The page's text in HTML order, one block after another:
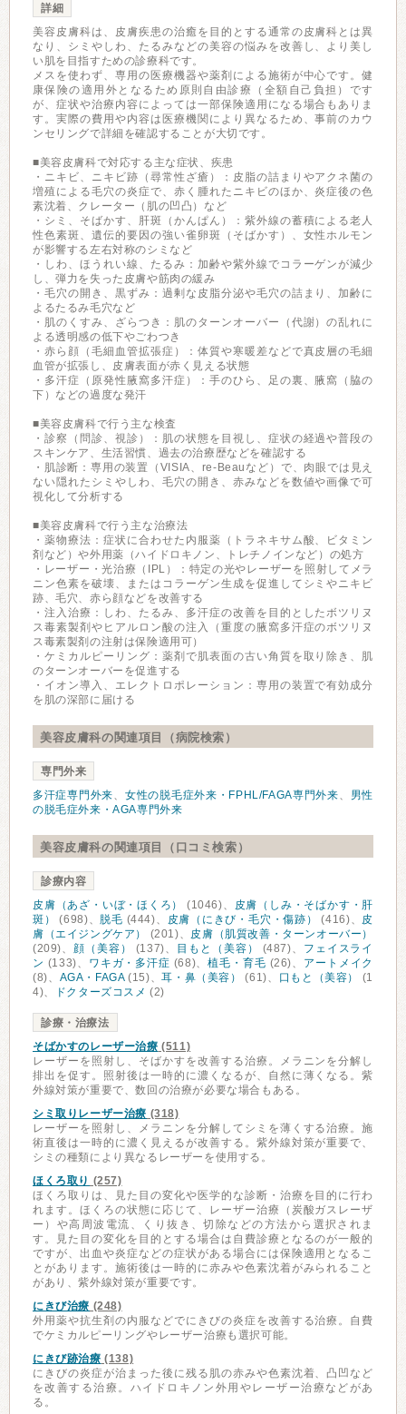
詳細
美容皮膚科は、皮膚疾患の治癒を目的とする通常の皮膚科とは異
なり、シミやしわ、たるみなどの美容の悩みを改善し、より美し
い肌を目指すための診療科です。
メスを使わず、専用の医療機器や薬剤による施術が中心です。健
康保険の適用外となるため原則自由診療（全額自己負担）です
が、症状や治療内容によっては一部保険適用になる場合もありま
す。実際の費用や内容は医療機関により異なるため、事前のカウ
ンセリングで詳細を確認することが大切です。
■美容皮膚科で対応する主な症状、疾患
・ニキビ、ニキビ跡（尋常性ざ瘡）：皮脂の詰まりやアクネ菌の
増殖による毛穴の炎症で、赤く腫れたニキビのほか、炎症後の色
素沈着、クレーター（肌の凹凸）など
・シミ、そばかす、肝斑（かんぱん）：紫外線の蓄積による老人
性色素斑、遺伝的要因の強い雀卵斑（そばかす）、女性ホルモン
が影響する左右対称のシミなど
・しわ、ほうれい線、たるみ：加齢や紫外線でコラーゲンが減少
し、弾力を失った皮膚や筋肉の緩み
・毛穴の開き、黒ずみ：過剰な皮脂分泌や毛穴の詰まり、加齢に
よるたるみ毛穴など
・肌のくすみ、ざらつき：肌のターンオーバー（代謝）の乱れに
よる透明感の低下やごわつき
・赤ら顔（毛細血管拡張症）：体質や寒暖差などで真皮層の毛細
血管が拡張し、皮膚表面が赤く見える状態
・多汗症（原発性腋窩多汗症）：手のひら、足の裏、腋窩（脇の
下）などの過度な発汗
■美容皮膚科で行う主な検査
・診察（問診、視診）：肌の状態を目視し、症状の経過や普段の
スキンケア、生活習慣、過去の治療歴などを確認する
・肌診断：専用の装置（VISIA、re-Beauなど）で、肉眼では見え
ない隠れたシミやしわ、毛穴の開き、赤みなどを数値や画像で可
視化して分析する
■美容皮膚科で行う主な治療法
・薬物療法：症状に合わせた内服薬（トラネキサム酸、ビタミン
剤など）や外用薬（ハイドロキノン、トレチノインなど）の処方
・レーザー・光治療（IPL）：特定の光やレーザーを照射してメラ
ニン色素を破壊、またはコラーゲン生成を促進してシミやニキビ
跡、毛穴、赤ら顔などを改善する
・注入治療：しわ、たるみ、多汗症の改善を目的としたボツリヌ
ス毒素製剤やヒアルロン酸の注入（重度の腋窩多汗症のボツリヌ
ス毒素製剤の注射は保険適用可）
・ケミカルピーリング：薬剤で肌表面の古い角質を取り除き、肌
のターンオーバーを促進する
・イオン導入、エレクトロポレーション：専用の装置で有効成分
を肌の深部に届ける
美容皮膚科の関連項目（病院検索）
専門外来
多汗症専門外来、 女性の脱毛症外来・FPHL/FAGA専門外来、 男性
の脱毛症外来・AGA専門外来
美容皮膚科の関連項目（口コミ検索）
診療内容
皮膚（あざ・いぼ・ほくろ）
(1046)、 皮膚（しみ・そばかす・肝
斑）
(698)、 脱毛 (444)、 皮膚（にきび・毛穴・傷跡） (416)、 皮
膚（エイジングケア）
(201)、 皮膚（肌質改善・ターンオーバー）
(209)、 顔（美容） (137)、 目もと（美容） (487)、 フェイスライ
ン (133)、 ワキガ・多汗症 (68)、植毛・育毛 (26)、 アートメイク
(8)、 AGA・FAGA(15)、耳・鼻（美容） (61)、 口もと（美容）
(1
4)、
ドクターズコスメ (2)
診療・治療法
そばかすのレーザー治療 (511)
レーザーを照射し、そばかすを改善する治療。メラニンを分解し
排出を促す。照射後は一時的に濃くなるが、自然に薄くなる。紫
外線対策が重要で、数回の治療が必要な場合もある。
シミ取りレーザー治療 (318)
レーザーを照射し、メラニンを分解してシミを薄くする治療。施
術直後は一時的に濃く見えるが改善する。紫外線対策が重要で、
シミの種類により異なるレーザーを使用する。
ほくろ取り (257)
ほくろ取りは、見た目の変化や医学的な診断・治療を目的に行わ
れます。ほくろの状態に応じて、レーザー治療（炭酸ガスレーザ
ー）や高周波電流、くり抜き、切除などの方法から選択されま
す。見た目の変化を目的とする場合は自費診療となるのが一般的
ですが、出血や炎症などの症状がある場合には保険適用となるこ
とがあります。施術後は一時的に赤みや色素沈着がみられること
があり、紫外線対策が重要です。
にきび治療 (248)
外用薬や抗生剤の内服などでにきびの炎症を改善する治療。自費
でケミカルピーリングやレーザー治療も選択可能。
にきび跡治療 (138)
にきびの炎症が治まった後に残る肌の赤みや色素沈着、凸凹など
を改善する治療。ハイドロキノン外用やレーザー治療などがあ
る。